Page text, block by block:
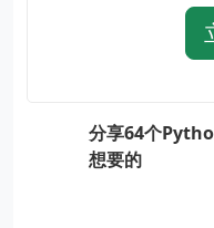
分享64个
想要的